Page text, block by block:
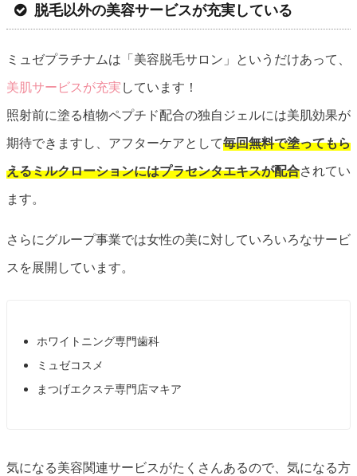
脱毛以外の美容サービスが充実している
ミュゼプラチナムは「美容脱毛サロン」というだけあって、
美肌サービスが充実 しています！
照射前に塗る植物ペプチド配合の独自ジェルには美肌効果が
期待できますし、アフターケアとして毎回無料で塗ってもら
えるミルクローションにはプラセンタエキスが配合されてい
ます。
さらにグループ事業では女性の美に対していろいろなサービ
スを展開しています。
ホワイトニング専門歯科
ミュゼコスメ
まつげエクステ専門店マキア
気になる美容関連サービスがたくさんあるので、気になる方